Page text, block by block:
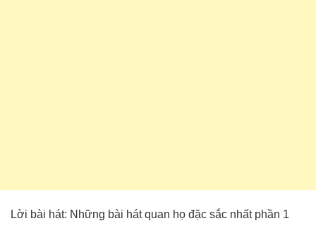
Lời bài hát: Những bài hát quan họ đặc sắc nhất phần 1